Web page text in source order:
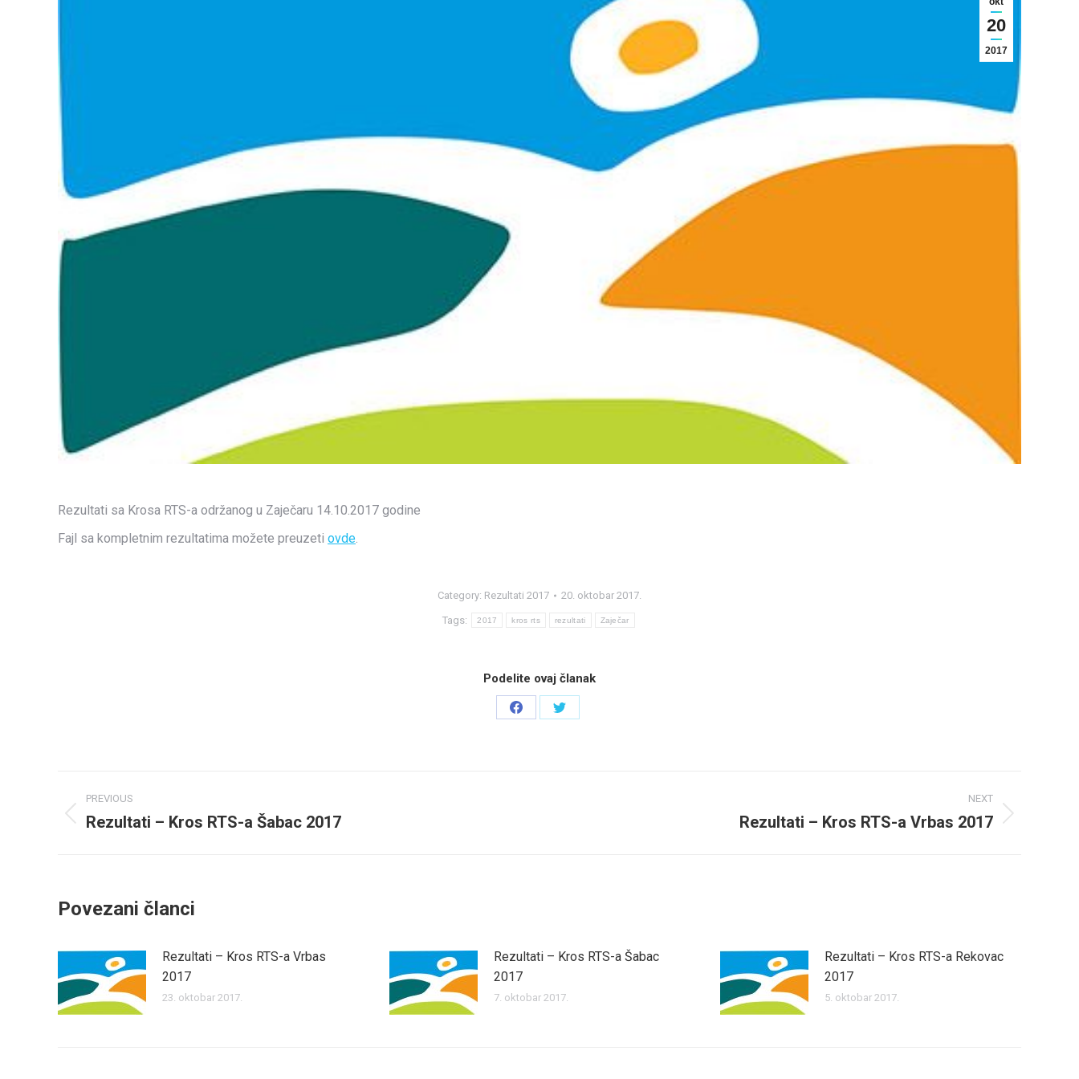
20
2017
Rezultati sa Krosa RTS-a održanog u Zaječaru 14.10.2017 godine
Fajl sa kompletnim rezultatima možete preuzeti ovde.
Category: Rezultati 2017 20. oktobar 2017.
Tags: 2017 kros rts rezultati Zaječar
Podelite ovaj članak
Share
Share
Post
navigation
PREVIOUS
Previous
Rezultati – Kros RTS-a Šabac 2017
NEXT
Rezultati – Kros RTS-a Vrbas 2017
Povezani članci
Rezultati – Kros RTS-a Vrbas
2017
23. oktobar 2017.
Rezultati – Kros RTS-a Šabac
2017
7. oktobar 2017.
Rezultati – Kros RTS-a Rekovac
2017
5. oktobar 2017.